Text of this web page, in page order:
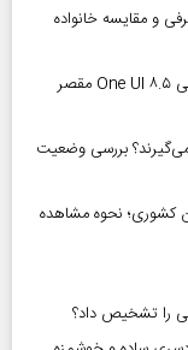
و مقایسه خانواده
بحران باتری در گوشی‌های سامسونگ؛ آیا به‌روزرسانی One UI ۸.۵ مقصر
بررسی وضعیت
کشوری؛ نحوه مشاهده
را تشخیص داد؟